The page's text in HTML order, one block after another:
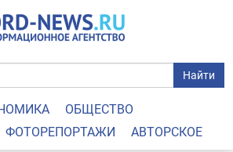
Найти
ОБЩЕСТВО
ФОТОРЕПОРТАЖИ АВТОРСКОЕ